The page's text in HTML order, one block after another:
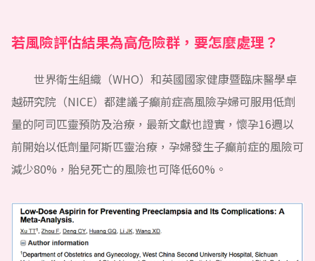
若風險評估結果為高危險群，要怎麼處理？
世界衛生組織（WHO）和英國國家健康暨臨床醫學卓
越研究院（NICE）都建議子癲前症高風險孕婦可服用低劑
量的阿司匹靈預防及治療，最新文獻也證實，懷孕16週以
前開始以低劑量阿斯匹靈治療，孕婦發生子癲前症的風險可
減少80%，胎兒死亡的風險也可降低60%。